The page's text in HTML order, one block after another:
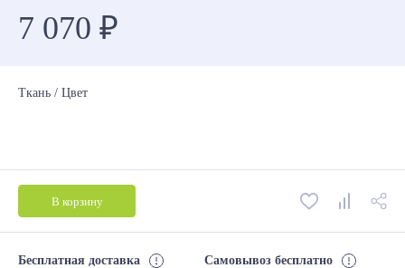
7 070 ₽
Ткань / Цвет
В корзину
Бесплатная доставка Самовывоз бесплатно